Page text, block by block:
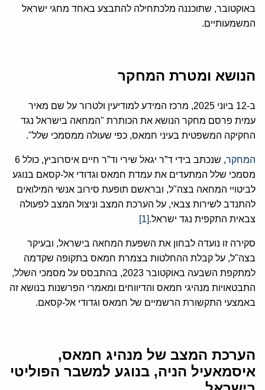
באוקטובר, שתוכננה מלכתחילה להתבצע באחד מחגי ישראל
המשמעותיים.
הנושא ומטרת המחקר
ב-12 ביוני 2025, מרכז המידע למודיעין ולטרור על שם מאיר
עמית פרסם מחקר הנושא את הכותרת "המחאה בישראל נגד
החקיקה המשפטית בעיני חמאס, כפי שעולה ממסמכי שלל".
המחקר
, שנכתב בידי ד”ר יגאל שירי וד”ר חיים איסרוביץ, כולל 6
מסמכי שלל המתעדים את עמדת חמאס וגדודי אל-קסאם בנוגע
לביטויי המחאה בצה"ל, ובראשם תופעת סירוב אנשי המילואים
להתנדב לשירות צבאי, על הערכת המצב וניצול המצב לפעולה
צבאית התקפית נגד ישראל.[1]
סקירה זו נועדה לבחון את השפעת המחאה בישראל, ובעיקר
בצה"ל, על קבלת ההחלטות בצמרת חמאס בתקופה שקדמה
למתקפת השבעה באוקטובר 2023, בהתבסס על מסמכי השלל,
התבטאויות מנהיגי חמאס והדיווחים ומאמרי הפרשנות בנושא זה
באמצעי התקשורת הרשמיים של חמאס וגדודי אל-קסאם.
הערכת המצב של מנהיג חמאס,
איסמאעיל הניה, בנוגע למשבר הפוליטי